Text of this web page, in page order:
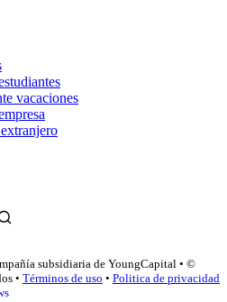
vacaciones
subsidiaria de YoungCapital • ©
• Términos de uso • Politica de privacidad